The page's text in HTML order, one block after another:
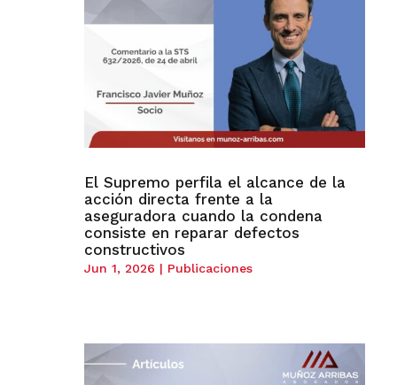
El Supremo perfila el alcance de la
acción directa frente a la
aseguradora cuando la condena
consiste en reparar defectos
constructivos
Jun 1, 2026 | Publicaciones